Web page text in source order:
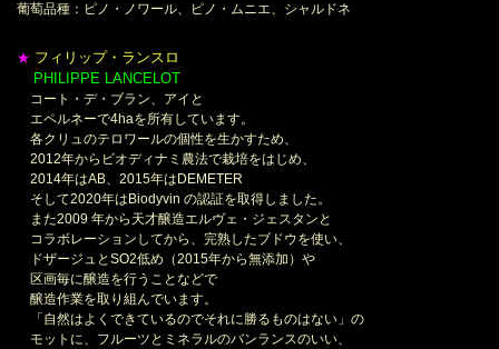
葡萄品種：ピノ・ノワール、ピノ・ムニエ、シャルドネ
★ フィリップ・ランスロ
PHILIPPE LANCELOT
コート・デ・ブラン、アイと
エペルネーで4haを所有しています。
各クリュのテロワールの個性を生かすため、
2012年からビオディナミ農法で栽培をはじめ、
2014年はAB、2015年はDEMETER
そして2020年はBiodyvin の認証を取得しました。
また2009 年から天才醸造エルヴェ・ジェスタンと
コラボレーションしてから、完熟したブドウを使い、
ドザージュとSO2低め（2015年から無添加）や
区画毎に醸造を行うことなどで
醸造作業を取り組んでいます。
「自然はよくできているのでそれに勝るものはない」の
モットに、フルーツとミネラルのバンランスのいい、